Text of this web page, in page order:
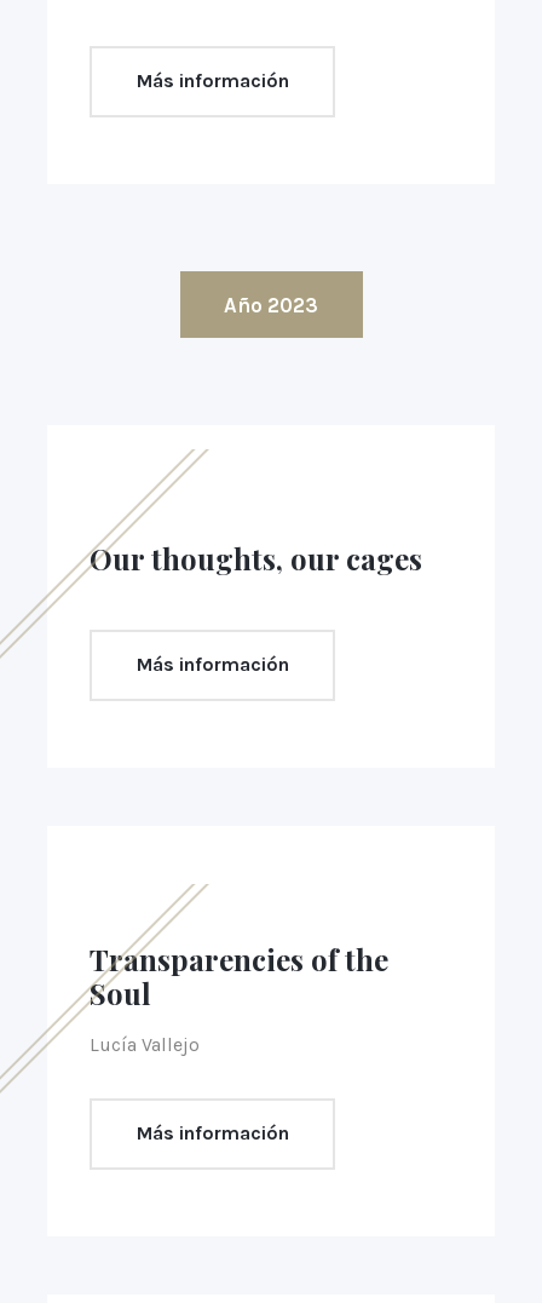
Más información
Año 2023
Our thoughts, our cages
Más información
Transparencies of the
Soul
Lucía Vallejo
Más información